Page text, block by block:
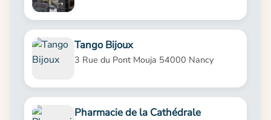
Tango Bijoux
3 Rue du Pont Mouja 54000 Nancy
Pharmacie de la Cathédrale